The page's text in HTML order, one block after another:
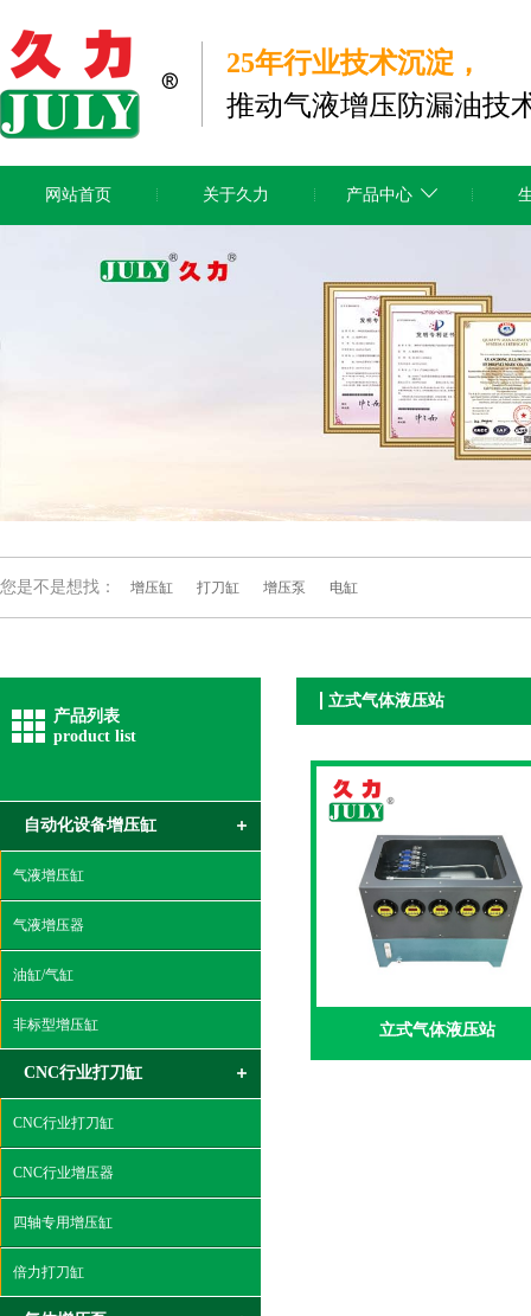
25年行业技术沉淀，
推动气液增压防漏油技
网站首页 关于久力 产品中心
您是不是想找： 增压缸 打刀缸 增压泵 电缸
产品列表
product list
自动化设备增压缸
气液增压缸
气液增压器
油缸/气缸
非标型增压缸
CNC行业打刀缸
CNC行业打刀缸
CNC行业增压器
四轴专用增压缸
倍力打刀缸
立式气体液压站
立式气体液压站